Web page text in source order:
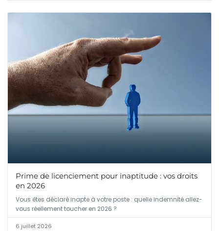
Prime de licenciement pour inaptitude : vos droits
en 2026
Vous êtes déclaré inapte à votre poste : quelle indemnité allez-
vous réellement toucher en 2026 ?
6 juillet 2026